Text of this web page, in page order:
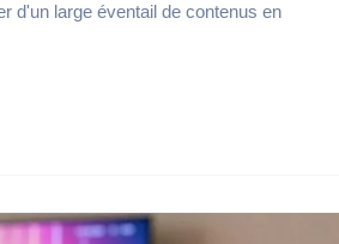
d'un large éventail de contenus en